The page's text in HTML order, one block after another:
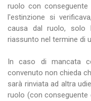
ruolo con
l'estinzione si
causa dal ruolo, solo
riassunto nel termine di
In caso di mancata
convenuto non chieda
sarà rinviata ad altra
ruolo (con conseguente